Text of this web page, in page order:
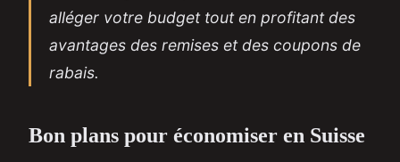
alléger votre budget tout en profitant des
avantages des remises et des coupons de
rabais.
Bon plans pour économiser en Suisse